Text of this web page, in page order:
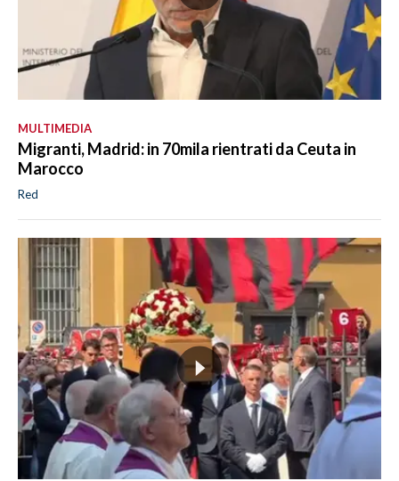
MULTIMEDIA
Migranti, Madrid: in 70mila rientrati da Ceuta in
Marocco
Red